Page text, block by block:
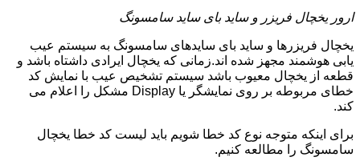
ارور یخچال فریزر و ساید بای ساید سامسونگ
یخچال فریزرها و ساید بای سایدهای سامسونگ به سیستم عیب
یابی هوشمند مجهز شده اند.زمانی که یخچال ایرادی داشتاه باشد و
قطعه از یخچال معیوب باشد سیستم تشخیص عیب با نمایش کد
خطای مربوطه بر روی نمایشگر یا Display مشکل را اعلام می
کند.
برای اینکه متوجه نوع کد خطا شویم باید لیست کد خطا یخچال
سامسونگ را مطالعه کنیم.